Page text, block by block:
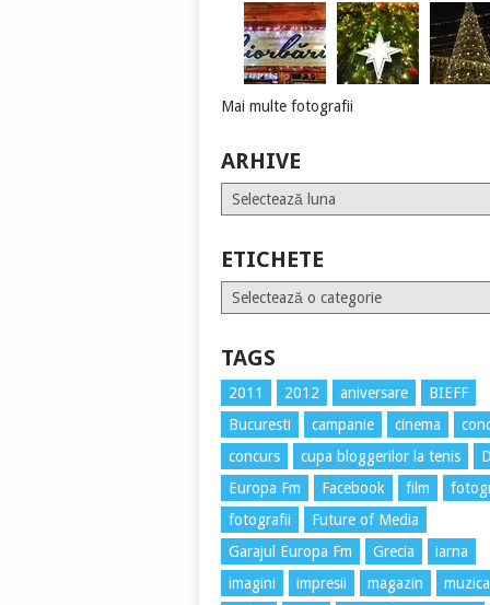
Mai multe fotografii
ARHIVE
Arhive
ETICHETE
Etichete
TAGS
2011 2012 aniversare
BIEFF
Bucuresti
campanie cinema
concurs
cupa bloggerilor la tenis
Europa Fm
Facebook film
fotografii
Future of Media
Garajul Europa Fm
Grecia
iarna
imagini
impresii magazin
muzica